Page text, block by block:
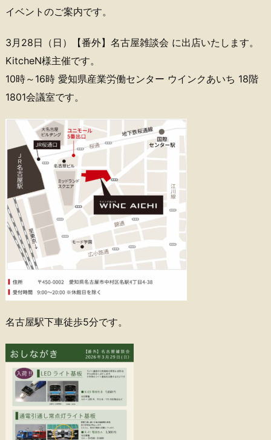
イベントのご案内です。
3月28日（日）【番外】名古屋雑談会 に出店いたします。
KitcheN様主催です。
10時～16時 愛知県産業労働センター ウインクあいち 18階
1801会議室です。
名古屋駅下車徒歩5分です。